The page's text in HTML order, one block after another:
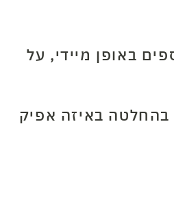
באופן מיידי, על
בהחלטה באיזה אפיק